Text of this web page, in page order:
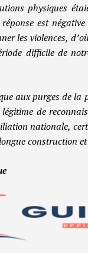
physiques
est
les violences,
difficile de
aux purges de la
de
nationale,
construction